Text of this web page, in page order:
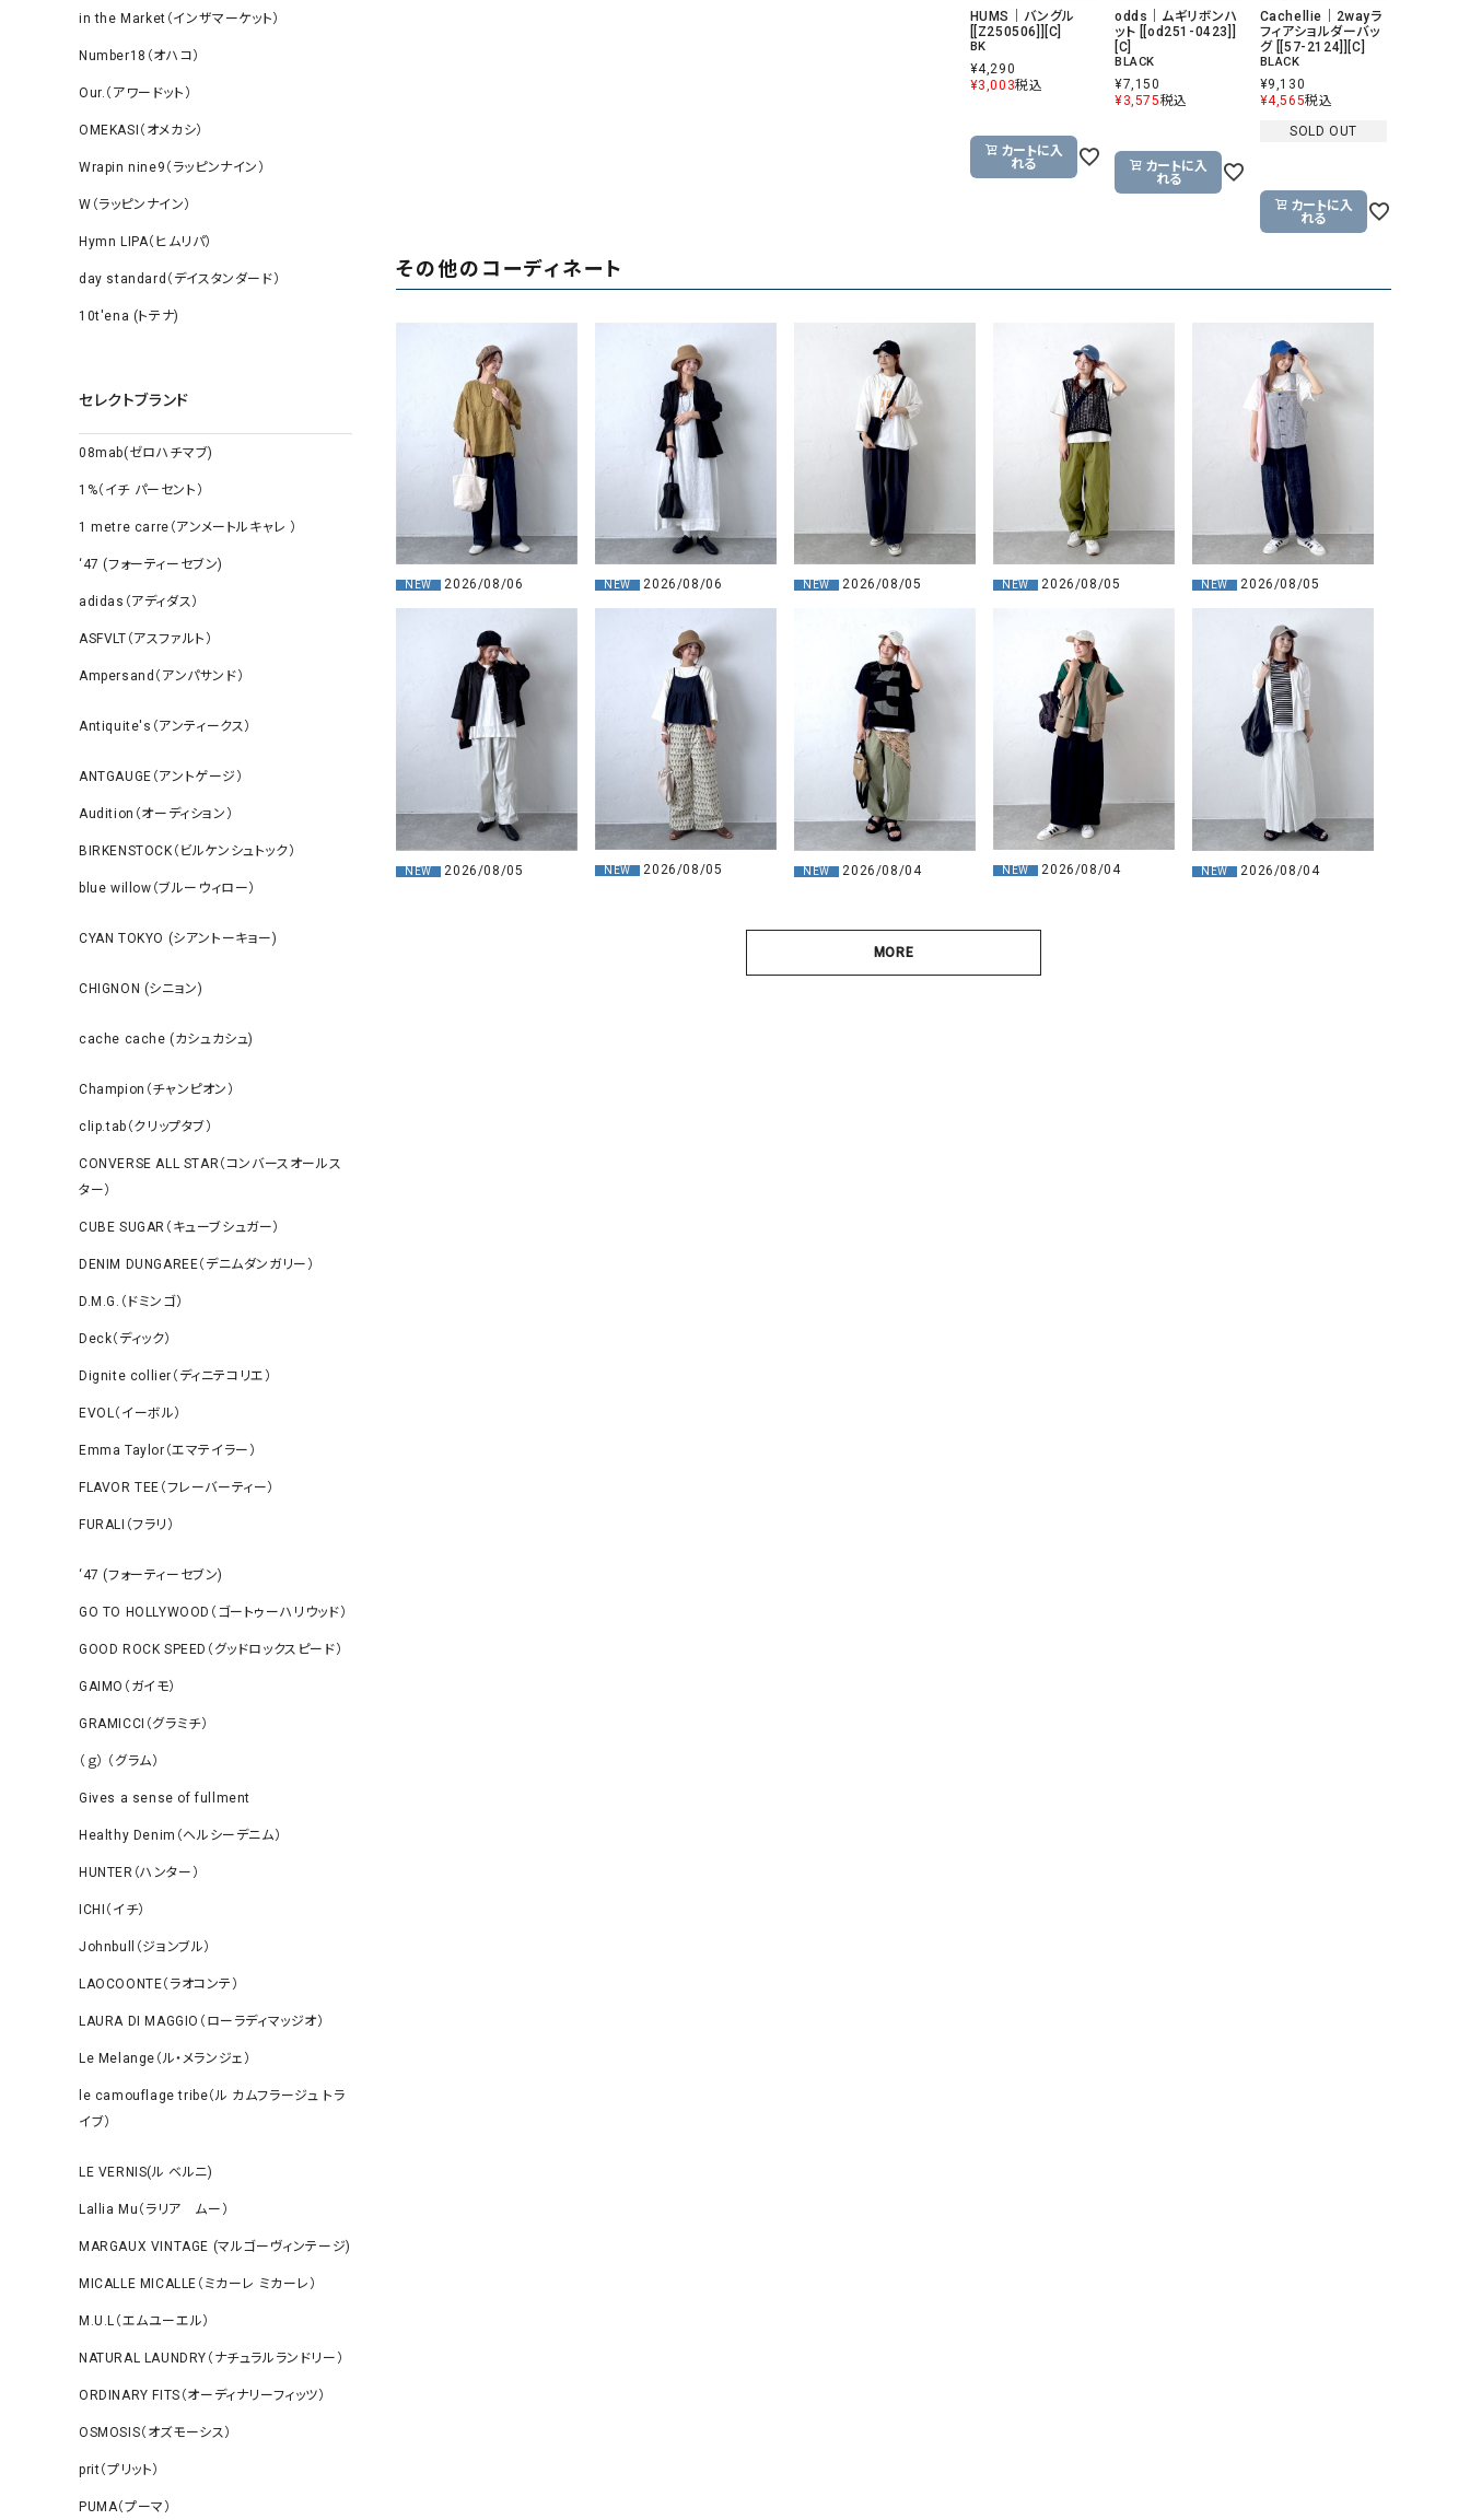
Emma Taylor（エマテイラー） SUGAR ROSE（シュガーロ
FLAVOR TEE（フレーバーティー）
GO TO HOLLYWOOD（ゴートゥーハリウ
THIRTY（サーティ）
G-STAR RAW（ジースターロウ）
GOOD SPEED（グッドスピード） un cinq（アンサンク）
UNIVERSAL OVERALL（
GRAMICCI（グラミチ）
USU GALLERY（ユーエス
（ｇ） （グラム） upper hights（アッパーハイ
Gives a sense of fullment +phenix（フェニックス）
HUNTER（ハンター）
ICHI（イチ）
ILIMA（イリマ）
in the Market（インザマーケット）
Number18（オハコ）
Our.（アワードット）
OMEKASI（オメカシ）
Wrapin nine9（ラッピンナイン）
W（ラッピンナイン）
Hymn LIPA（ヒムリパ）
day standard（デイスタンダード）
10t'ena (トテナ)
セレクトブランド
08mab(ゼロハチマブ)
1%（イチ パーセント）
1 metre carre（アンメートルキャレ ）
‘47 (フォーティーセブン)
adidas（アディダス）
ASFVLT（アスファルト）
Ampersand（アンパサンド）
Antiquite's（アンティークス）
ANTGAUGE（アントゲージ）
Audition（オーディション）
BIRKENSTOCK（ビルケンシュトック）
blue willow（ブルーウィロー）
CYAN TOKYO (シアントーキョー)
CHIGNON (シニョン)
cache cache (カシュカシュ)
Champion（チャンピオン）
clip.tab（クリップタブ）
CONVERSE ALL STAR（コンバースオールス
ター）
CUBE SUGAR（キューブシュガー）
DENIM DUNGAREE（デニムダンガリー）
D.M.G.（ドミンゴ）
Deck（ディック）
Dignite collier（ディニテコリエ）
EVOL（イーボル）
Emma Taylor（エマテイラー）
FLAVOR TEE（フレーバーティー）
FURALI（フラリ）
‘47 (フォーティーセブン)
GO TO HOLLYWOOD（ゴートゥーハリウッド）
GOOD ROCK SPEED（グッドロックスピード）
GAIMO（ガイモ）
GRAMICCI（グラミチ）
（ｇ） （グラム）
Gives a sense of fullment
Healthy Denim（ヘルシーデニム）
HUNTER（ハンター）
ICHI（イチ）
Johnbull（ジョンブル）
LAOCOONTE（ラオコンテ）
LAURA DI MAGGIO（ローラディマッジオ）
Le Melange（ル・メランジェ）
le camouflage tribe（ル カムフラージュ トラ
イブ）
LE VERNIS(ル ベルニ)
Lallia Mu（ラリア ムー）
MARGAUX VINTAGE (マルゴーヴィンテージ)
MICALLE MICALLE（ミカーレ ミカーレ）
M.U.L（エムユーエル）
NATURAL LAUNDRY（ナチュラルランドリー）
ORDINARY FITS（オーディナリーフィッツ）
OSMOSIS（オズモーシス）
prit（プリット）
PUMA（プーマ）
HUMS｜バングル
[[Z250506]][C]
BK
¥4,290
¥3,003税込
カートに入
れる
odds｜ムギリボンハ
ット [[od251-0423]]
[C]
BLACK
¥7,150
¥3,575税込
カートに入
れる
Cachellie｜2wayラ
フィアショルダーバッ
グ [[57-2124]][C]
BLACK
¥9,130
¥4,565税込
SOLD OUT
カートに入
れる
その他のコーディネート
NEW 2026/08/06 NEW 2026/08/06 NEW 2026/08/05 NEW 2026/08/05 NEW 2026/08/05
NEW 2026/08/05 NEW 2026/08/05 NEW 2026/08/04 NEW 2026/08/04 NEW 2026/08/04
MORE